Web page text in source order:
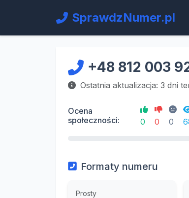
SprawdzNumer.pl
+48 812 003
Ostatnia aktualizacja: 3 dni
Ocena
społeczności:
0 0 0
Formaty numeru
Prosty